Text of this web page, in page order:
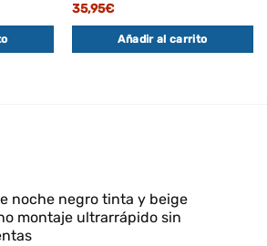
35,95€
Añadir al carrito
noche negro tinta y beige
montaje ultrarrápido sin